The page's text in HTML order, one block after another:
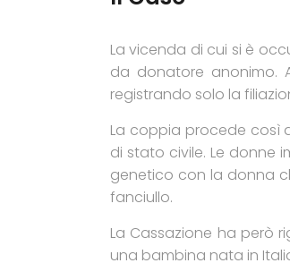
La vicenda di cui si è
da donatore anonimo.
registrando solo la
La coppia procede così
di stato civile. Le donne
genetico con la donna
fanciullo.
La Cassazione ha però
una bambina nata in